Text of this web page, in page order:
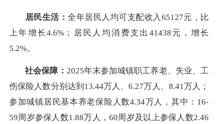
居民生活：全年居民人均可支配收入65127元，比
上年增长4.6%；居民人均消费支出41438元，增长
5.2%。
社会保障： 2025年末参加城镇职工养老、失业、工
伤保险人数分别达到13.44万人、6.27万人、8.41万人；
参加城镇居民基本养老保险人数4.34万人，其中：16-
59周岁参保人数1.88万人，60周岁及以上参保人数2.46